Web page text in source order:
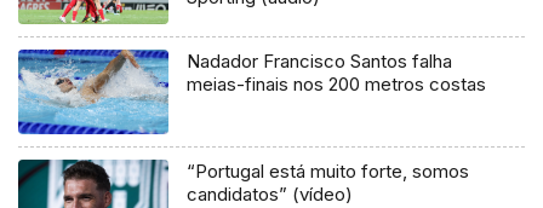
Nadador Francisco Santos falha
meias-finais nos 200 metros costas
“Portugal está muito forte, somos
candidatos” (vídeo)